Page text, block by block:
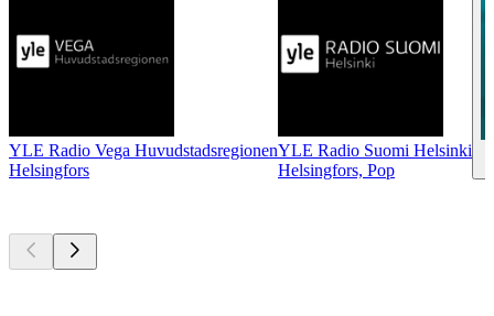
YLE Radio Vega Huvudstadsregionen
Helsingfors
YLE Radio Suomi Helsinki
Helsingfors, Pop